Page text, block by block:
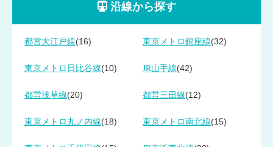
沿線から探す
都営大江戸線(16) 東京メトロ銀座線(32)
東京メトロ日比谷線(10) JR山手線(42)
都営浅草線(20) 都営三田線(12)
東京メトロ丸ノ内線(18) 東京メトロ南北線(15)